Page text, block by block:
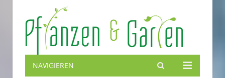
NAVIGIEREN